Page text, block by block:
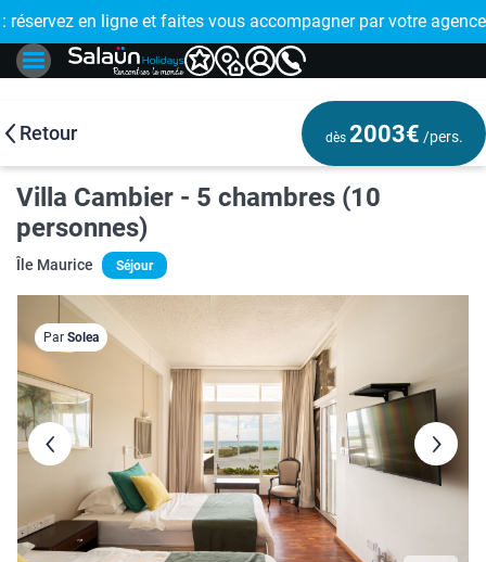
!
: réservez en ligne et faites vous accompagner par votre
🤩
Retour dès 2003€ /pers.
Villa Cambier - 5 chambres (10
personnes)
Île Maurice Séjour
Par Solea